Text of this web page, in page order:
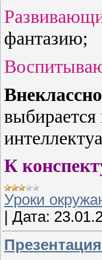
фантазию;
К
Уроки
Дата: